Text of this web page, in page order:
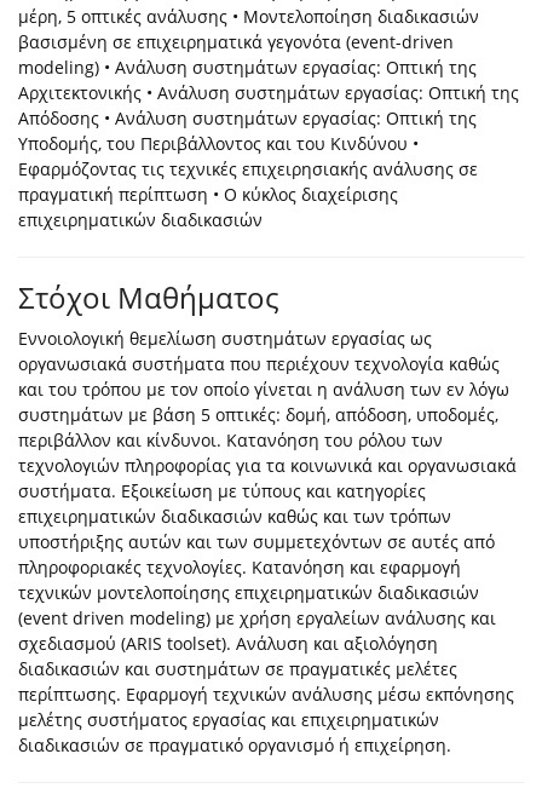
μέρη, 5 οπτικές ανάλυσης • Μοντελοποίηση διαδικασιών
βασισμένη σε επιχειρηματικά γεγονότα (event-driven
modeling) • Ανάλυση συστημάτων εργασίας: Οπτική της
Αρχιτεκτονικής • Ανάλυση συστημάτων εργασίας: Οπτική της
Απόδοσης • Ανάλυση συστημάτων εργασίας: Οπτική της
Υποδομής, του Περιβάλλοντος και του Κινδύνου •
Εφαρμόζοντας τις τεχνικές επιχειρησιακής ανάλυσης σε
πραγματική περίπτωση • Ο κύκλος διαχείρισης
επιχειρηματικών διαδικασιών
Στόχοι Μαθήματος
Εννοιολογική θεμελίωση συστημάτων εργασίας ως
οργανωσιακά συστήματα που περιέχουν τεχνολογία καθώς
και του τρόπου με τον οποίο γίνεται η ανάλυση των εν λόγω
συστημάτων με βάση 5 οπτικές: δομή, απόδοση, υποδομές,
περιβάλλον και κίνδυνοι. Κατανόηση του ρόλου των
τεχνολογιών πληροφορίας για τα κοινωνικά και οργανωσιακά
συστήματα. Εξοικείωση με τύπους και κατηγορίες
επιχειρηματικών διαδικασιών καθώς και των τρόπων
υποστήριξης αυτών και των συμμετεχόντων σε αυτές από
πληροφοριακές τεχνολογίες. Κατανόηση και εφαρμογή
τεχνικών μοντελοποίησης επιχειρηματικών διαδικασιών
(event driven modeling) με χρήση εργαλείων ανάλυσης και
σχεδιασμού (ARIS toolset). Ανάλυση και αξιολόγηση
διαδικασιών και συστημάτων σε πραγματικές μελέτες
περίπτωσης. Εφαρμογή τεχνικών ανάλυσης μέσω εκπόνησης
μελέτης συστήματος εργασίας και επιχειρηματικών
διαδικασιών σε πραγματικό οργανισμό ή επιχείρηση.